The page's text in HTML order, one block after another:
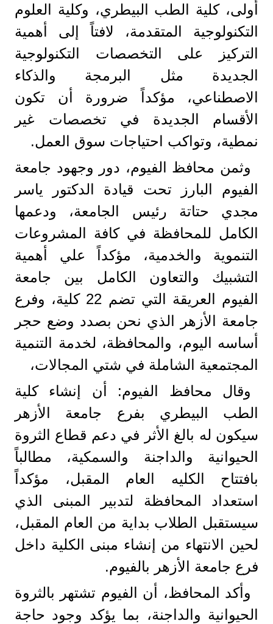
أولى، كلية الطب البيطري، وكلية العلوم
التكنولوجية المتقدمة، لافتاً إلى أهمية
التركيز على التخصصات التكنولوجية
الجديدة مثل البرمجة والذكاء
الاصطناعي، مؤكداً ضرورة أن تكون
الأقسام الجديدة في تخصصات غير
نمطية، وتواكب احتياجات سوق العمل.
وثمن محافظ الفيوم، دور وجهود جامعة
الفيوم البارز تحت قيادة الدكتور ياسر
مجدي حتاتة رئيس الجامعة، ودعمها
الكامل للمحافظة في كافة المشروعات
التنموية والخدمية، مؤكداً علي أهمية
التشبيك والتعاون الكامل بين جامعة
الفيوم العريقة التي تضم 22 كلية، وفرع
جامعة الأزهر الذي نحن بصدد وضع حجر
أساسه اليوم، والمحافظة، لخدمة التنمية
المجتمعية الشاملة في شتي المجالات،
وقال محافظ الفيوم: أن إنشاء كلية
الطب البيطري بفرع جامعة الأزهر
سيكون له بالغ الأثر في دعم قطاع الثروة
الحيوانية والداجنة والسمكية، مطالباً
بافتتاح الكليه العام المقبل، مؤكداً
استعداد المحافظة لتدبير المبنى الذي
سيستقبل الطلاب بداية من العام المقبل،
لحين الانتهاء من إنشاء مبنى الكلية داخل
فرع جامعة الأزهر بالفيوم.
وأكد المحافظ، أن الفيوم تشتهر بالثروة
الحيوانية والداجنة، بما يؤكد وجود حاجة